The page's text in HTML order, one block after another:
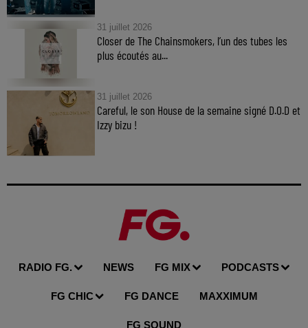
31 juillet 2026
Closer de The Chainsmokers, l’un des tubes les
plus écoutés au...
31 juillet 2026
Careful, le son House de la semaine signé D.O.D et
Izzy bizu !
RADIO FG. NEWS FG MIX PODCASTS
FG CHIC FG DANCE MAXXIMUM
FG SOUND